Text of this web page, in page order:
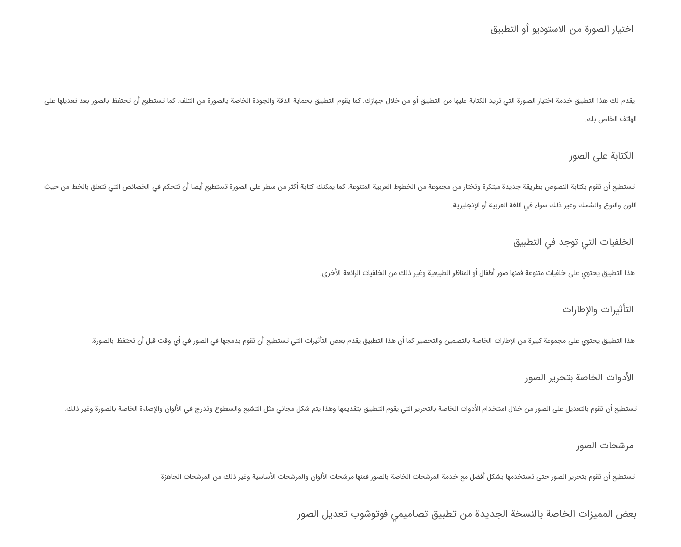
اختيار الصورة من الاستوديو أو التطبيق
يقدم لك هذا التطبيق خدمة اختيار الصورة التي تريد الكتابة عليها من التطبيق أو من خلال جهازك. كما يقوم التطبيق بحماية الدقة والجودة الخاصة بالصورة من التلف. كما تستطيع أن تحتفظ بالصور بعد تعديلها على
الهاتف الخاص بك.
الكتابة على الصور
تستطيع أن تقوم بكتابة النصوص بطريقة جديدة مبتكرة وتختار من مجموعة من الخطوط العربية المتنوعة. كما يمكنك كتابة أكثر من سطر على الصورة تستطيع أيضا أن تتحكم في الخصائص التي تتعلق بالخط من حيث
اللون والنوع والسُمك وغير ذلك سواء في اللغة العربية أو الإنجليزية.
الخلفيات التي توجد في التطبيق
هذا التطبيق يحتوي على خلفيات متنوعة فمنها صور أطفال أو المناظر الطبيعية وغير ذلك من الخلفيات الرائعة الأخرى.
التأثيرات والإطارات
هذا التطبيق يحتوي على مجموعة كبيرة من الإطارات الخاصة بالتضمين والتحضير كما أن هذا التطبيق يقدم بعض التأثيرات التي تستطيع أن تقوم بدمجها في الصور في أي وقت قبل أن تحتفظ بالصورة.
الأدوات الخاصة بتحرير الصور
تستطيع أن تقوم بالتعديل على الصور من خلال استخدام الأدوات الخاصة بالتحرير التي يقوم التطبيق بتقديمها وهذا يتم شكل مجاني مثل التشبع والسطوع وتدرج في الألوان والإضاءة الخاصة بالصورة وغير ذلك.
مرشحات الصور
تستطيع أن تقوم بتحرير الصور حتى تستخدمها بشكل أفضل مع خدمة المرشحات الخاصة بالصور فمنها مرشحات الألوان والمرشحات الأساسية وغير ذلك من المرشحات الجاهزة
بعض المميزات الخاصة بالنسخة الجديدة من تطبيق تصاميمي فوتوشوب تعديل الصور